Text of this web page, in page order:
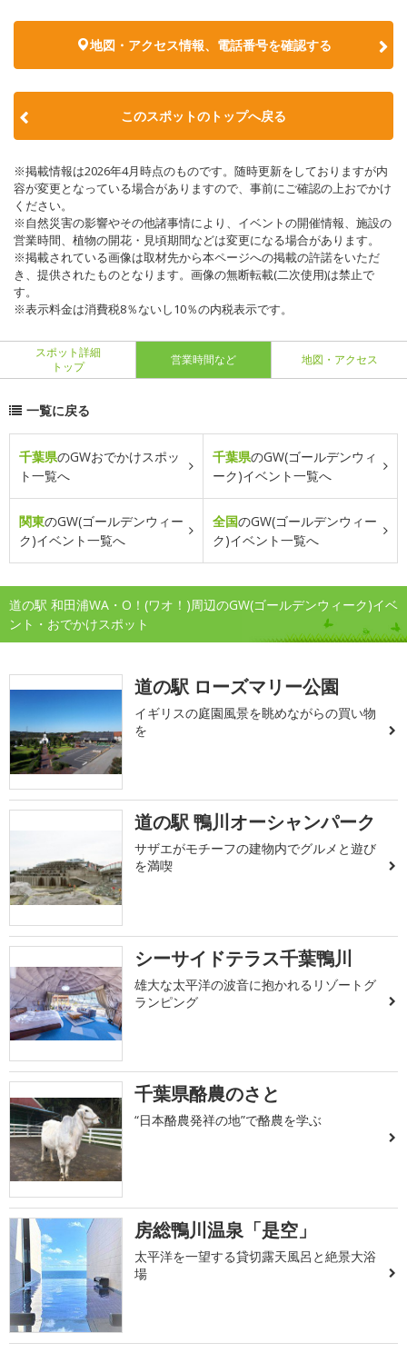
地図・アクセス情報、電話番号を確認する
このスポットのトップへ戻る
※掲載情報は2026年4月時点のものです。随時更新をしておりますが内
容が変更となっている場合がありますので、事前にご確認の上おでかけ
ください。
※自然災害の影響やその他諸事情により、イベントの開催情報、施設の
営業時間、植物の開花・見頃期間などは変更になる場合があります。
※掲載されている画像は取材先から本ページへの掲載の許諾をいただ
き、提供されたものとなります。画像の無断転載(二次使用)は禁止で
す。
※表示料金は消費税8％ないし10％の内税表示です。
スポット詳細
トップ
営業時間など 地図・アクセス
一覧に戻る
千葉県のGWおでかけスポッ
ト一覧へ
千葉県のGW(ゴールデンウィ
ーク)イベント一覧へ
関東のGW(ゴールデンウィー
ク)イベント一覧へ
全国のGW(ゴールデンウィー
ク)イベント一覧へ
道の駅 和田浦WA・O！(ワオ！)周辺のGW(ゴールデンウィーク)イベ
ント・おでかけスポット
道の駅 ローズマリー公園
イギリスの庭園風景を眺めながらの買い物
を
道の駅 鴨川オーシャンパーク
サザエがモチーフの建物内でグルメと遊び
を満喫
シーサイドテラス千葉鴨川
雄大な太平洋の波音に抱かれるリゾートグ
ランピング
千葉県酪農のさと
“日本酪農発祥の地”で酪農を学ぶ
房総鴨川温泉「是空」
太平洋を一望する貸切露天風呂と絶景大浴
場